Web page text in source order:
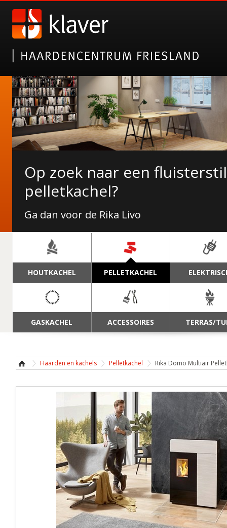
NORDICFIRE FINN
Wat Finn u ervan?
Op zoek naar een
pelletkachel?
Ga dan voor de Rika Livo
De Duroflame Carre
Nu bij ons in de showroom!
NAVIGATIE
HOUTKACHEL PELLETKACHEL
GASKACHEL ACCESSOIRES TERRAS/
Haarden en kachels Pelletkachel Rika Domo Multiair